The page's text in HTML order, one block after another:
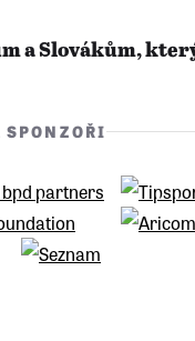
a Slovákům,
SPONZOŘI